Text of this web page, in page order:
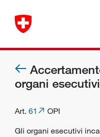
organi esecutivi
Art. 61
OPI
Gli organi esecutivi